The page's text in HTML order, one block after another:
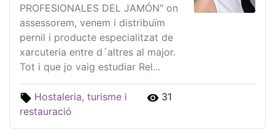
PROFESIONALES DEL JAMÓN" on
assessorem, venem i distribuïm
pernil i producte especialitzat de
xarcuteria entre d´altres al major.
Tot i que jo vaig estudiar Rel...
Hostaleria, turisme i
restauració
31